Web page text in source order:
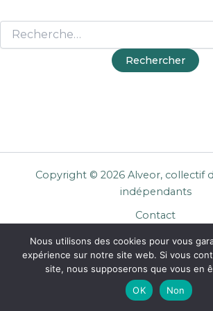
Copyright © 2026 Alveor, collectif
indépendants
Contact
Mentions légales
Confidentialité
CGU Entreprises
Nous utilisons des cookies pour vous
expérience sur notre site web. Si vous
site, nous supposerons que vous en
OK
Non